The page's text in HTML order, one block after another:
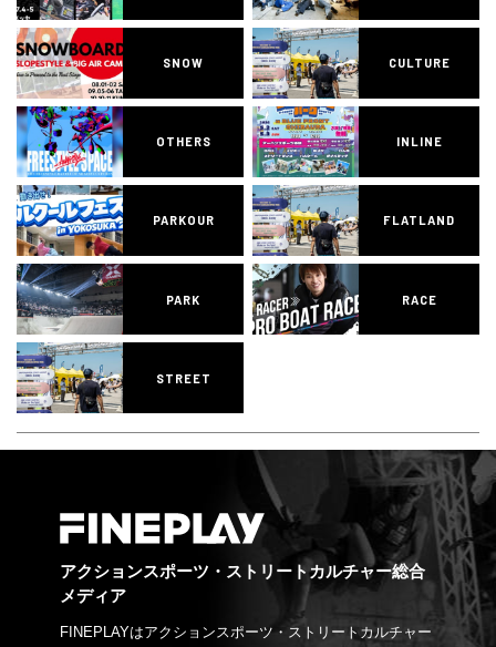
SNOW CULTURE
OTHERS INLINE
PARKOUR FLATLAND
PARK RACE
STREET
アクションスポーツ・ストリートカルチャー総合
メディア
FINEPLAYはアクションスポーツ・ストリートカルチャー